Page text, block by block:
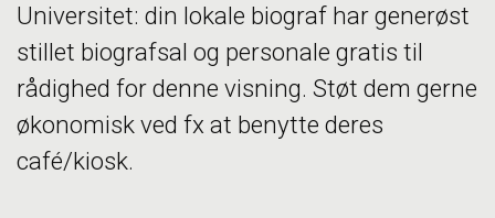
Universitet: din lokale biograf har generøst
stillet biografsal og personale gratis til
rådighed for denne visning. Støt dem gerne
økonomisk ved fx at benytte deres
café/kiosk.